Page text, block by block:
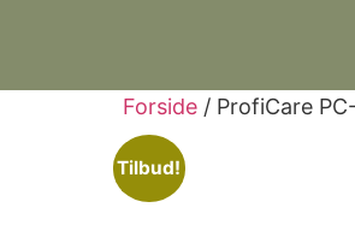
Forside / ProfiCare
Tilbud!